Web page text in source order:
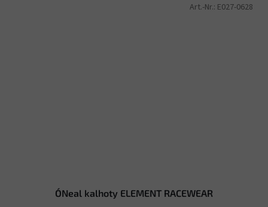
O´Neal kalhoty ELEMENT RACEWEAR
Art.-Nr.: E027-0628